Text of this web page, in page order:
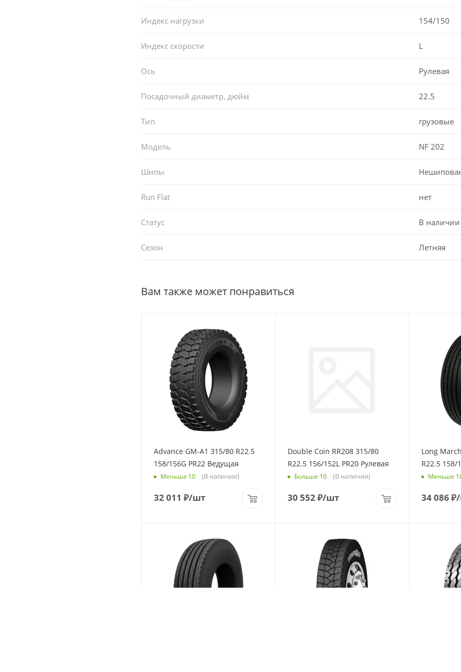
Индекс нагрузки 154/150
Индекс скорости L
Ось Рулевая
Посадочный диаметр, дюйм 22.5
Тип грузовые
Модель NF 202
Шипы
Run Flat нет
Статус В наличии
Сезон Летняя
Вам также может понравиться
Advance GM-A1 315/80 R22.5
158/156G PR22 Ведущая
Меньше 10 (В наличии)
32 011 ₽/шт
Double Coin RR208 315/80
R22.5 156/152L PR20 Рулевая
Больше 10 (В наличии)
30 552₽/шт
Long
R22.5 158/
Меньше
34 086 ₽